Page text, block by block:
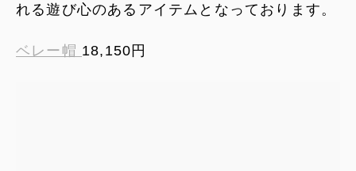
れる遊び心のあるアイテムとなっております。
ベレー帽 18,150円